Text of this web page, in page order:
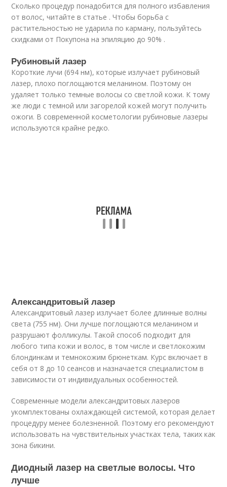
Сколько процедур понадобится для полного избавления
от волос, читайте в статье . Чтобы борьба с
растительностью не ударила по карману, пользуйтесь
скидками от Покупона на эпиляцию до 90% .
Рубиновый лазер
Короткие лучи (694 нм), которые излучает рубиновый
лазер, плохо поглощаются меланином. Поэтому он
удаляет только темные волосы со светлой кожи. К тому
же люди с темной или загорелой кожей могут получить
ожоги. В современной косметологии рубиновые лазеры
используются крайне редко.
Александритовый лазер
Александритовый лазер излучает более длинные волны
света (755 нм). Они лучше поглощаются меланином и
разрушают фолликулы. Такой способ подходит для
любого типа кожи и волос, в том числе и светлокожим
блондинкам и темнокожим брюнеткам. Курс включает в
себя от 8 до 10 сеансов и назначается специалистом в
зависимости от индивидуальных особенностей.
Современные модели александритовых лазеров
укомплектованы охлаждающей системой, которая делает
процедуру менее болезненной. Поэтому его рекомендуют
использовать на чувствительных участках тела, таких как
зона бикини.
Диодный лазер на светлые волосы. Что
лучше